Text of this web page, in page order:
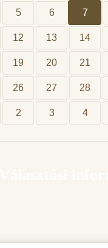
5 6 7
12 13 14
19 20 21
26 27 28
2 3 4